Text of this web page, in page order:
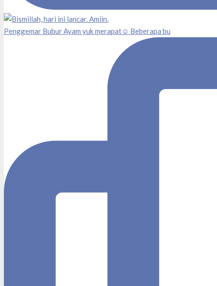
Penggemar Bubur Ayam yuk merapat☺️ Beberapa bu